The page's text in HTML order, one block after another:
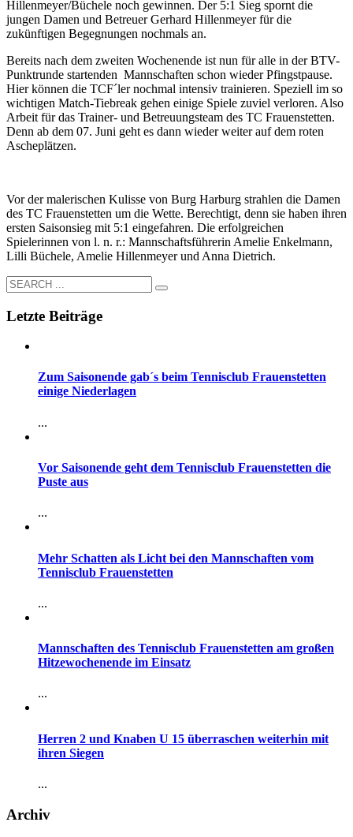
Hillenmeyer/Büchele noch gewinnen. Der 5:1 Sieg spornt die
jungen Damen und Betreuer Gerhard Hillenmeyer für die
zukünftigen Begegnungen nochmals an.
Bereits nach dem zweiten Wochenende ist nun für alle in der BTV-
Punktrunde startenden Mannschaften schon wieder Pfingstpause.
Hier können die TCF´ler nochmal intensiv trainieren. Speziell im so
wichtigen Match-Tiebreak gehen einige Spiele zuviel verloren. Also
Arbeit für das Trainer- und Betreuungsteam des TC Frauenstetten.
Denn ab dem 07. Juni geht es dann wieder weiter auf dem roten
Ascheplätzen.
Vor der malerischen Kulisse von Burg Harburg strahlen die Damen
des TC Frauenstetten um die Wette. Berechtigt, denn sie haben ihren
ersten Saisonsieg mit 5:1 eingefahren. Die erfolgreichen
Spielerinnen von l. n. r.: Mannschaftsführerin Amelie Enkelmann,
Lilli Büchele, Amelie Hillenmeyer und Anna Dietrich.
Letzte Beiträge
Zum Saisonende gab´s beim Tennisclub Frauenstetten
einige Niederlagen
...
Vor Saisonende geht dem Tennisclub Frauenstetten die
Puste aus
...
Mehr Schatten als Licht bei den Mannschaften vom
Tennisclub Frauenstetten
...
Mannschaften des Tennisclub Frauenstetten am großen
Hitzewochenende im Einsatz
...
Herren 2 und Knaben U 15 überraschen weiterhin mit
ihren Siegen
...
Archiv